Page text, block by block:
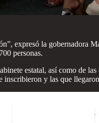
expresó la gobernadora
personas.
estatal, así como de las
inscribieron y las que